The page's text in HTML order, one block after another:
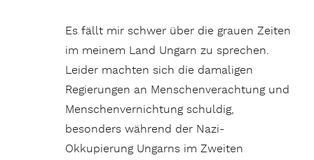
Es fällt mir schwer über die grauen Zeiten
im meinem Land Ungarn zu sprechen.
Leider machten sich die damaligen
Regierungen an Menschenverachtung und
Menschenvernichtung schuldig,
besonders während der Nazi-
Okkupierung Ungarns im Zweiten